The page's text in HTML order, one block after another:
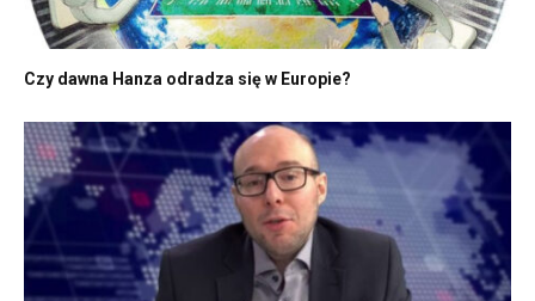
Czy dawna Hanza odradza się w Europie?